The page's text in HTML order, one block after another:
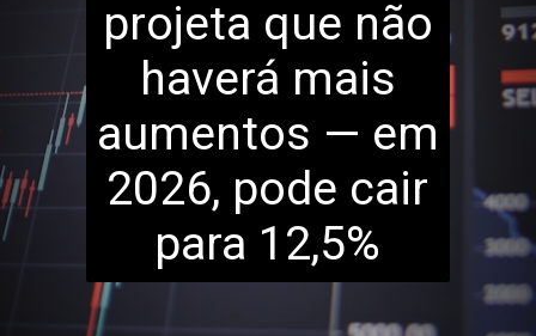
projeta que não
haverá mais
aumentos — em
2026, pode cair
para 12,5%